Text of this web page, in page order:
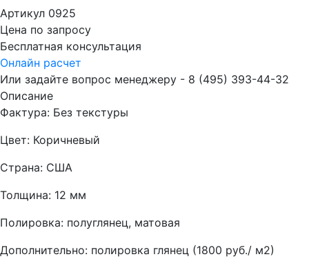
Артикул 0925
Цена по запросу
Бесплатная консультация
Онлайн расчет
Или задайте вопрос менеджеру - 8 (495) 393-44-32
Описание
Фактура: Без текстуры
Цвет: Коричневый
Страна: США
Толщина: 12 мм
Полировка: полуглянец, матовая
Дополнительно: полировка глянец (1800 руб./ м2)